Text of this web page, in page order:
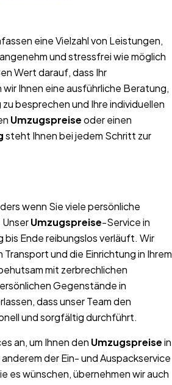
eine Vielzahl von Leistungen,
und stressfrei wie möglich
Wert darauf, dass Ihr
Ihnen eine ausführliche Beratung,
zu besprechen und Ihre individuellen
Umzugspreiseoder einen
steht Ihnen bei jedem Schritt zur
wenn Sie viele persönliche
Umzugspreise-Service in
bis Ende reibungslos verläuft. Wir
und die Einrichtung in Ihrem
mit zerbrechlichen
Gegenstände in
dass unser Team den
und sorgfältig durchführt.
an, um Ihnen den Umzugspreisein
der Ein- und Auspackservice
es wünschen, übernehmen wir auch